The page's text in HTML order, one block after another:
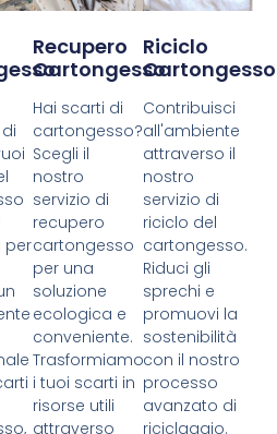
per
Recupero
Cartongesso
Hai scarti di
cartongesso?
Scegli il
nostro
servizio di
recupero
cartongesso
per una
soluzione
ecologica e
conveniente.
Trasformiamo
i tuoi scarti in
risorse utili
attraverso
Riciclo
Cartongesso
Contribuisci
all'ambiente
attraverso il
nostro
servizio di
riciclo del
cartongesso.
Riduci gli
sprechi e
promuovi la
sostenibilità
con il nostro
processo
avanzato di
riciclaggio.